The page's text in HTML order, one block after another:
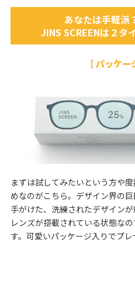
あなたは手軽派
JINS SCREENは２タ
［ パッケー
まずは試してみたいという方や
めなのがこちら。デザイン界の
手がけた、洗練されたデザイン
レンズが搭載されている状態な
す。可愛いパッケージ入りでプレ